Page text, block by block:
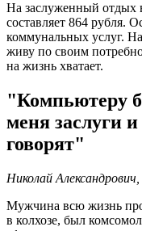
На заслуженный отдых
составляет 864 рубля.
коммунальных услуг.
живу по своим
на жизнь хватает.
"Компьютеру
меня заслуги
говорят"
Николай
Мужчина всю жизнь
в колхозе, был